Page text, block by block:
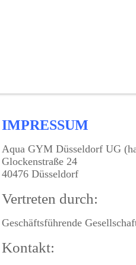
IMPRESSUM
Aqua GYM Düsseldorf UG
Glockenstraße 24
40476 Düsseldorf
Vertreten durch:
Geschäftsführende
Kontakt: